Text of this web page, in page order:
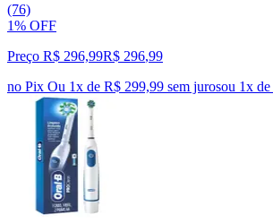
(76)
1% OFF
Preço R$ 296,99R$ 296,99
no Pix Ou 1x de R$ 299,99 sem jurosou 1x de